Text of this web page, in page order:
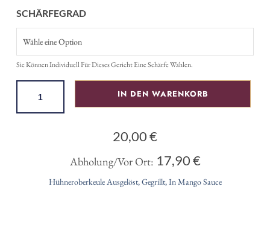
SCHÄRFEGRAD
Sie Können Individuell Für Dieses Gericht Eine Schärfe Wählen.
IN DEN WARENKORB
20,00€
Abholung/Vor Ort: 17,90€
Hühneroberkeule Ausgelöst, Gegrillt, In Mango Sauce